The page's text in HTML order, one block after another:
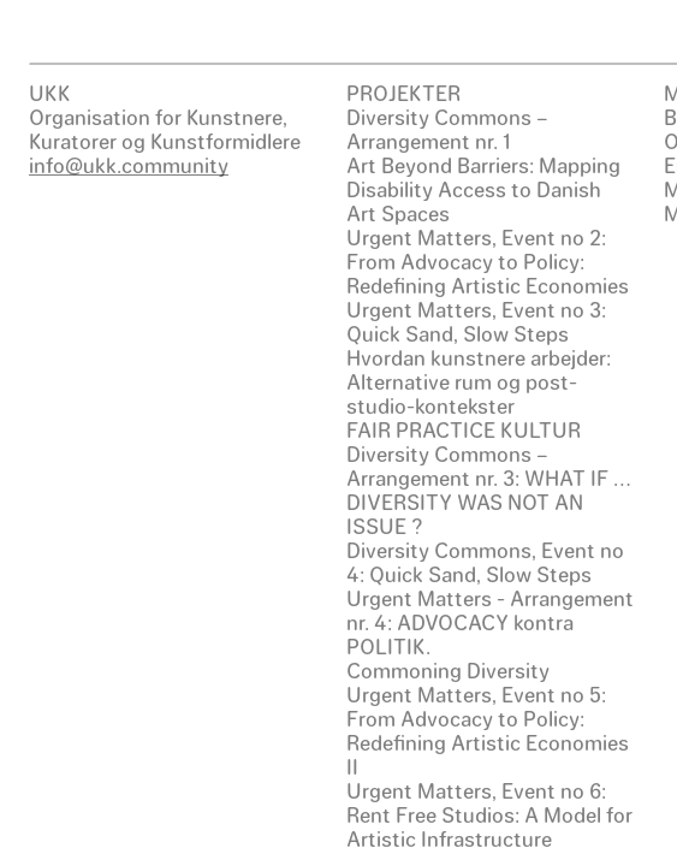
UKK
Organisation for Kunstnere,
Kuratorer og Kunstformidlere
info@ukk.community
PROJEKTER
Diversity Commons –
Arrangement nr. 1
Art Beyond Barriers: Mapping
Disability Access to Danish
Art Spaces
Urgent Matters, Event no 2:
From Advocacy to Policy:
Redefining Artistic Economies
Urgent Matters, Event no 3:
Quick Sand, Slow Steps
Hvordan kunstnere arbejder:
Alternative rum og post-
studio-kontekster
FAIR PRACTICE KULTUR
Diversity Commons –
Arrangement nr. 3: WHAT IF …
DIVERSITY WAS NOT AN
ISSUE ?
Diversity Commons, Event no
4: Quick Sand, Slow Steps
Urgent Matters - Arrangement
nr. 4: ADVOCACY kontra
POLITIK.
Commoning Diversity
Urgent Matters, Event no 5:
From Advocacy to Policy:
Redefining Artistic Economies
II
Urgent Matters, Event no 6:
Rent Free Studios: A Model for
Artistic Infrastructure